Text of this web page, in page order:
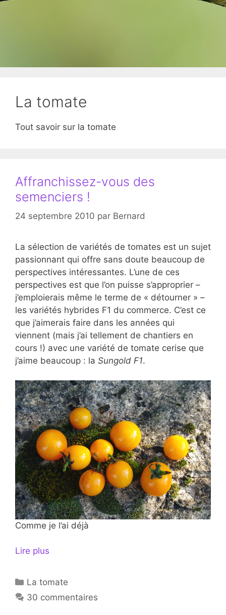
La tomate
Tout savoir sur la tomate
Affranchissez-vous des
semenciers !
24 septembre 2010 par Bernard
La sélection de variétés de tomates est un sujet
passionnant qui offre sans doute beaucoup de
perspectives intéressantes. L’une de ces
perspectives est que l’on puisse s’approprier –
j’emploierais même le terme de « détourner » –
les variétés hybrides F1 du commerce. C’est ce
que j’aimerais faire dans les années qui
viennent (mais j’ai tellement de chantiers en
cours !) avec une variété de tomate cerise que
j’aime beaucoup : la Sungold F1.
Comme je l’ai déjà
Lire plus
Catégories
La tomate
30 commentaires